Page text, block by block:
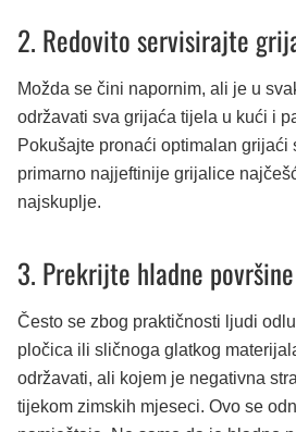
2. Redovito servisirajte
Možda se čini napornim, ali je u
održavati sva grijaća tijela u kući i
Pokušajte pronaći optimalan grijaći
primarno najjeftinije grijalice
najskuplje.
3. Prekrijte hladne površine
Često se zbog praktičnosti ljudi
pločica ili sličnoga glatkog
održavati, ali kojem je negativna
tijekom zimskih mjeseci. Ovo se